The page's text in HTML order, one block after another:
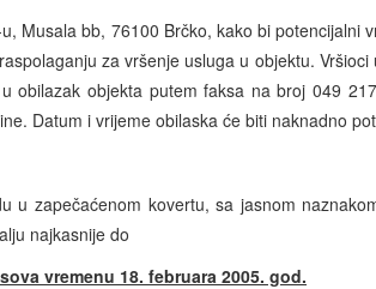
Musala bb, 76100 Brčko, kako bi potencijalni
za vršenje usluga u objektu.
obilazak objekta putem faksa na broj 049
Datum i vrijeme obilaska će biti naknadno
u zapečaćenom kovertu, sa jasnom
najkasnije do
vremenu 18. februara 2005. god.